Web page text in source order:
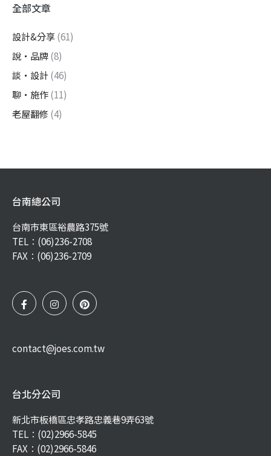
全部文章
設計&分享(61)
說・品牌(8)
談・設計(46)
聊・施作(11)
老屋翻修 (4)
台南總公司
台南市東區裕農路375號
TEL： (06)236-2708
FAX：(06)236-2709
contact@joes.com.tw
台北分公司
新北市板橋區忠孝路忠義巷9弄63號
TEL： (02)2966-5845
FAX：(02)2966-5846